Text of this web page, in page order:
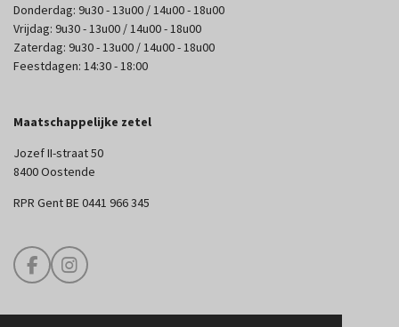
Donderdag: 9u30 - 13u00 / 14u00 - 18u00
Vrijdag: 9u30 - 13u00 / 14u00 - 18u00
Zaterdag: 9u30 - 13u00 / 14u00 - 18u00
Feestdagen: 14:30 - 18:00
Maatschappelijke zetel
Jozef II-straat 50
8400 Oostende
RPR Gent BE 0441 966 345
F
a
I
n